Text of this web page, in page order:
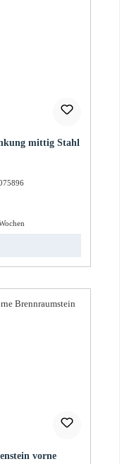
mittig Stahl
vorne